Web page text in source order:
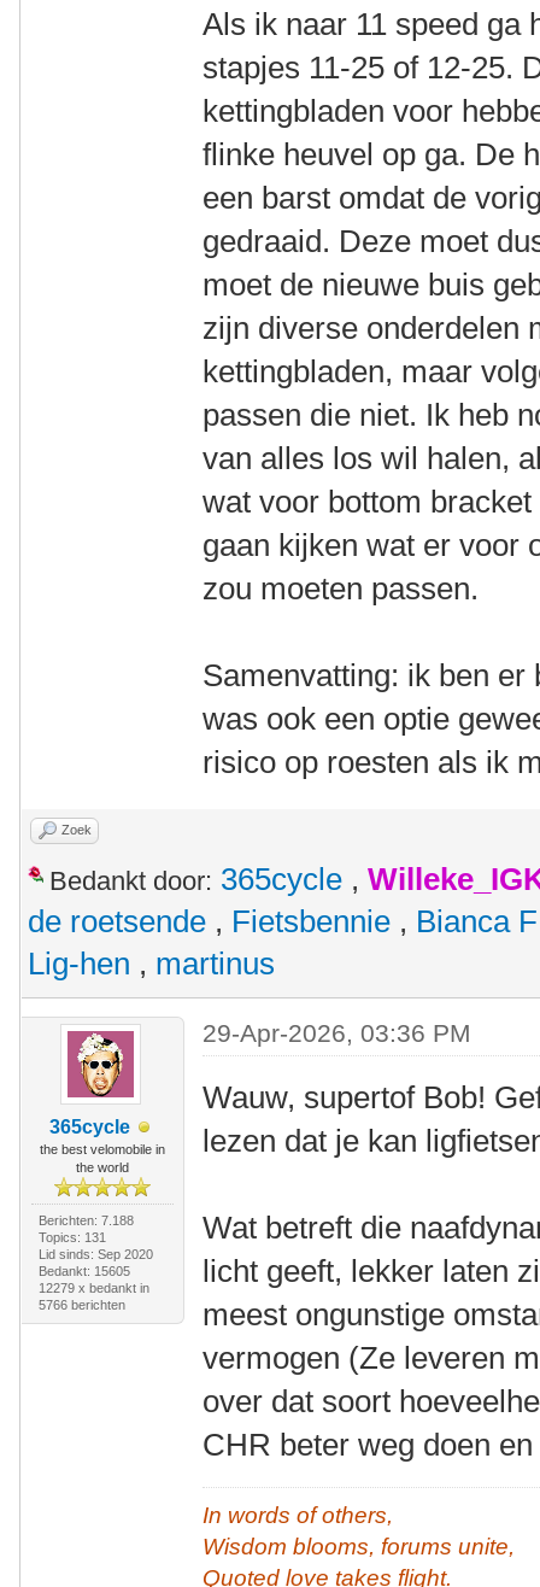
Als ik naar 11 speed ga
stapjes 11-25 of 12-25.
kettingbladen voor
flinke heuvel op ga. De
een barst omdat de
gedraaid. Deze moet
moet de nieuwe buis
zijn diverse onderdelen
kettingbladen, maar
passen die niet. Ik heb
van alles los wil halen,
wat voor bottom
gaan kijken wat er voor
zou moeten passen.
Samenvatting: ik ben
was ook een optie
risico op roesten als ik
Zoek
Bedankt door: 365cycle ,
de roetsende , Fietsbennie , Bianca F
Lig-hen , martinus
365cycle
the best velomobile in
the world
Berichten: 7.188
Topics: 131
Lid sinds: Sep 2020
Bedankt: 15605
12279 x bedankt in
5766 berichten
29-Apr-2026, 03:36 PM
Wauw, supertof Bob!
lezen dat je kan
Wat betreft die
licht geeft, lekker laten
meest ongunstige
vermogen (Ze leveren
over dat soort
CHR beter weg doen
In words of others,
Wisdom blooms, forums unite,
Quoted love takes flight.